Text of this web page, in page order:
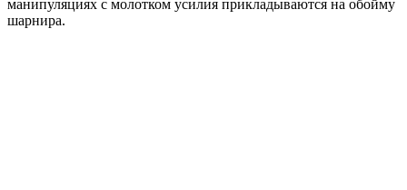
манипуляциях с молотком усилия прикладываются на обойму
шарнира.